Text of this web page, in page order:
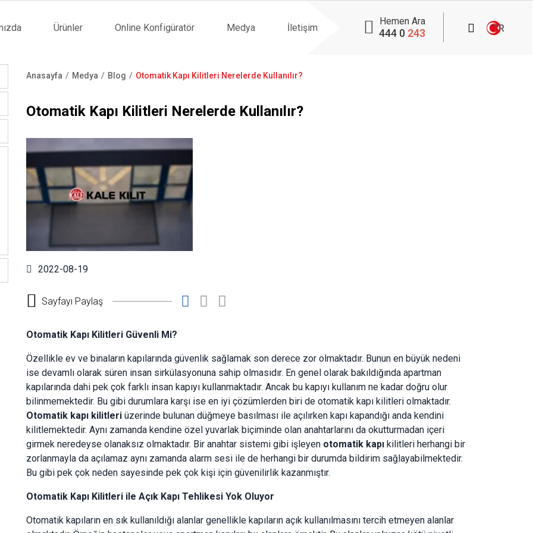
Ürünler Online Konfigüratör Medya İletişim
Hemen Ara
444 0 243 TR
yolu
Anasayfa Medya Blog Otomatik Kapı Kilitleri Nerelerde Kullanılır?
Otomatik Kapı Kilitleri Nerelerde Kullanılır?
2022-08-19
Sayfayı Paylaş
Otomatik Kapı Kilitleri Güvenli Mi?
Özellikle ev ve binaların kapılarında güvenlik sağlamak son derece zor olmaktadır. Bunun en büyük nedeni
ise devamlı olarak süren insan sirkülasyonuna sahip olmasıdır. En genel olarak bakıldığında apartman
kapılarında dahi pek çok farklı insan kapıyı kullanmaktadır. Ancak bu kapıyı kullanım ne kadar doğru olur
bilinmemektedir. Bu gibi durumlara karşı ise en iyi çözümlerden biri de otomatik kapı kilitleri olmaktadır.
Otomatik kapı kilitleri üzerinde bulunan düğmeye basılması ile açılırken kapı kapandığı anda kendini
kilitlemektedir. Aynı zamanda kendine özel yuvarlak biçiminde olan anahtarlarını da okutturmadan içeri
girmek neredeyse olanaksız olmaktadır. Bir anahtar sistemi gibi işleyen otomatik kapı kilitleri herhangi bir
zorlanmayla da açılamaz aynı zamanda alarm sesi ile de herhangi bir durumda bildirim sağlayabilmektedir.
Bu gibi pek çok neden sayesinde pek çok kişi için güvenilirlik kazanmıştır.
Otomatik Kapı Kilitleri ile Açık Kapı Tehlikesi Yok Oluyor
Otomatik kapıların en sık kullanıldığı alanlar genellikle kapıların açık kullanılmasını tercih etmeyen alanlar